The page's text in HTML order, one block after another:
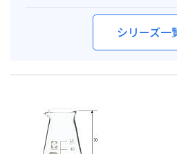
シリーズ一